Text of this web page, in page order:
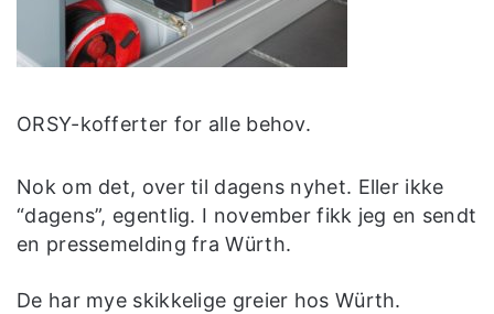
ORSY-kofferter for alle behov.
Nok om det, over til dagens nyhet. Eller ikke
“dagens”, egentlig. I november fikk jeg en sendt
en pressemelding fra Würth.
De har mye skikkelige greier hos Würth.